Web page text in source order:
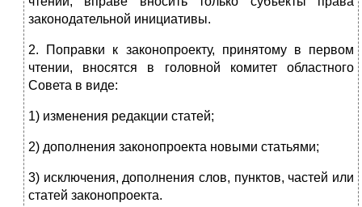
законодательной инициативы.
2. Поправки к законопроекту, принятому в первом
чтении, вносятся в головной комитет областного
Совета в виде:
1) изменения редакции статей;
2) дополнения законопроекта новыми статьями;
3) исключения, дополнения слов, пунктов, частей или
статей законопроекта.